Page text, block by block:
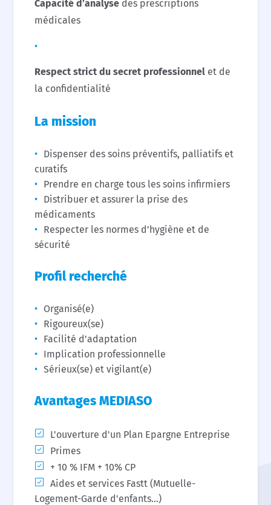
Capacité d’analyse des prescriptions
médicales
Respect strict du secret professionnel et de
la confidentialité
La mission
Dispenser des soins préventifs, palliatifs et
curatifs
Prendre en charge tous les soins infirmiers
Distribuer et assurer la prise des
médicaments
Respecter les normes d’hygiène et de
sécurité
Profil recherché
Organisé(e)
Rigoureux(se)
Facilité d'adaptation
Implication professionnelle
Sérieux(se) et vigilant(e)
Avantages MEDIASO
L'ouverture d'un Plan Epargne Entreprise
Primes
+ 10 % IFM + 10% CP
Aides et services Fastt (Mutuelle-
Logement-Garde d'enfants...)